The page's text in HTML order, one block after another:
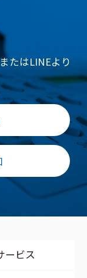
たはLINEより
ービス